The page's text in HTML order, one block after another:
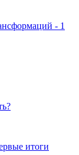
- 1
итоги